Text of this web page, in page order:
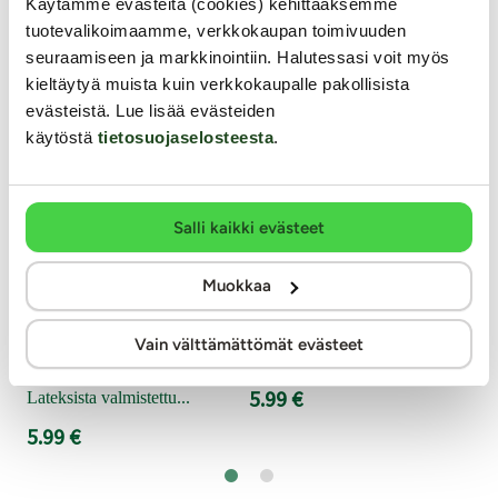
Käytämme evästeitä (cookies) kehittääksemme
tuotevalikoimaamme, verkkokaupan toimivuuden
seuraamiseen ja markkinointiin. Halutessasi voit myös
kieltäytyä muista kuin verkkokaupalle pakollisista
evästeistä. Lue lisää evästeiden
käytöstä tietosuojaselosteesta.
Salli kaikki evästeet
Muokkaa
Vain välttämättömät evästeet
Love Match
Extra Large - XL-kondomi, 6 kpl
XL-kondomi on keskimääräistä isomman peniksen
omistavien miesten ehdoton valinta! Italialaisen Love
Match -sarjan Extra Large -kondomit ovat esiliukastettu
vesipohjaisella liukuvoiteella, joten ne on helppo pukea
päälle.
Lateksista valmistettu...
5.99 €
Love Match
King Size - XXL-
XXXL-kondomi tuo mukavuutta
on tavallista isompi varustus.
pakattu tyylikkäisiin
esiliukastettu vesipohjaisella
5.99 €